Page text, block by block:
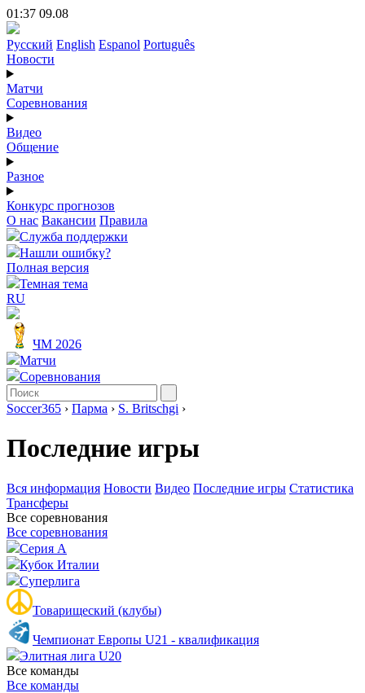
01:37 09.08
Русский English Espanol Português
Новости
Матчи
Соревнования
Видео
Общение
Разное
Конкурс прогнозов
О нас Вакансии Правила
Служба поддержки
Нашли ошибку?
Полная версия
Темная тема
RU
ЧМ 2026
Матчи
Соревнования
Soccer365 › Парма › S. Britschgi ›
Последние игры
Вся информация Новости Видео Последние игры Статистика
Трансферы
Все соревнования
Все соревнования
Серия А
Кубок Италии
Суперлига
Товарищеский (клубы)
Чемпионат Европы U21 - квалификация
Элитная лига U20
Все команды
Все команды